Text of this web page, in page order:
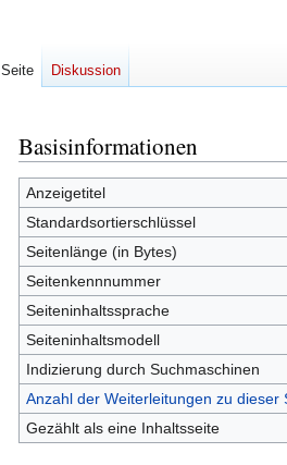
Zur
Navigation
springen
Zur
Suche
springen
Basisinformationen
Anzeigetitel
Standardsortierschlüssel
Seitenlänge (in Bytes)
Seitenkennnummer
Seiteninhaltssprache
Seiteninhaltsmodell
Indizierung durch Suchmaschinen
Anzahl der Weiterleitungen zu dieser
Gezählt als eine Inhaltsseite
Seite Diskussion